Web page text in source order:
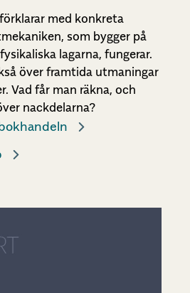
med konkreta
som bygger på
lagarna, fungerar.
över framtida utmaningar
Vad får man räkna, och
nackdelarna?